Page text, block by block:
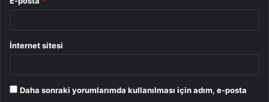
İnternet sitesi
Daha sonraki yorumlarımda kullanılması için adım, e-posta